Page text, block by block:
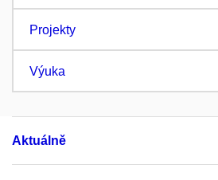
Projekty
Výuka
Aktuálně